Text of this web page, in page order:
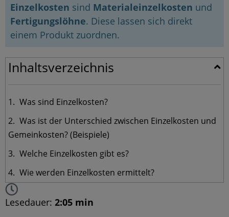
Einzelkosten sind Materialeinzelkosten und
Fertigungslöhne. Diese lassen sich direkt
einem Produkt zuordnen.
Inhaltsverzeichnis
Was sind Einzelkosten?
Was ist der Unterschied zwischen Einzelkosten und
Gemeinkosten? (Beispiele)
Welche Einzelkosten gibt es?
Wie werden Einzelkosten ermittelt?
Lesedauer: 2:05 min